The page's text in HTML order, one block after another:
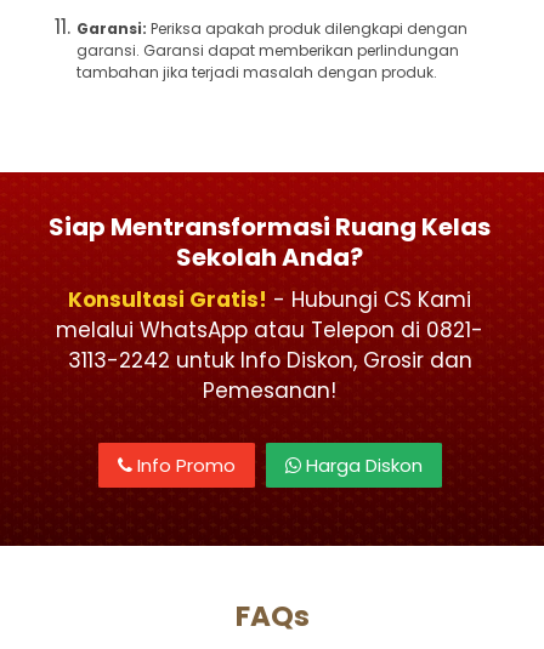
Garansi: Periksa apakah produk dilengkapi dengan
garansi. Garansi dapat memberikan perlindungan
tambahan jika terjadi masalah dengan produk.
Siap Mentransformasi Ruang Kelas
Sekolah Anda?
Konsultasi Gratis! - Hubungi CS Kami
melalui WhatsApp atau Telepon di 0821-
3113-2242 untuk Info Diskon, Grosir dan
Pemesanan!
Info Promo Harga Diskon
FAQs